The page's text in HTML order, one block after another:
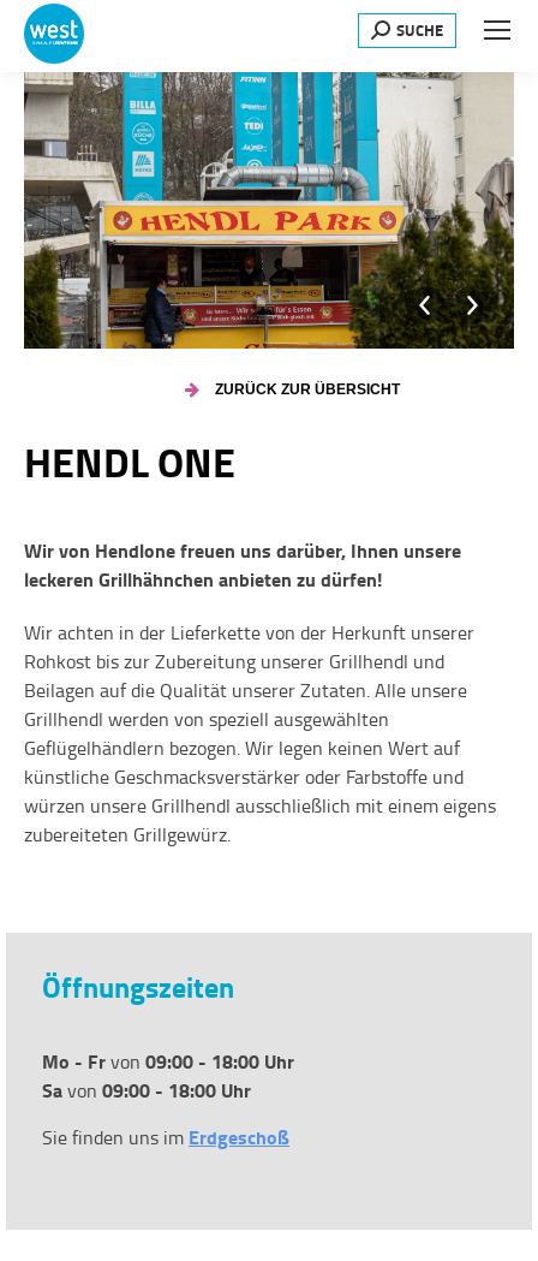
Search:
SUCHE
ZURÜCK ZUR ÜBERSICHT
HENDL ONE
Wir von Hendlone freuen uns darüber, Ihnen unsere
leckeren Grillhähnchen anbieten zu dürfen!
Wir achten in der Lieferkette von der Herkunft unserer
Rohkost bis zur Zubereitung unserer Grillhendl und
Beilagen auf die Qualität unserer Zutaten. Alle unsere
Grillhendl werden von speziell ausgewählten
Geflügelhändlern bezogen. Wir legen keinen Wert auf
künstliche Geschmacksverstärker oder Farbstoffe und
würzen unsere Grillhendl ausschließlich mit einem eigens
zubereiteten Grillgewürz.
Öffnungszeiten
Mo - Frvon 09:00 - 18:00 Uhr
Savon 09:00 - 18:00 Uhr
Sie finden uns im Erdgeschoß